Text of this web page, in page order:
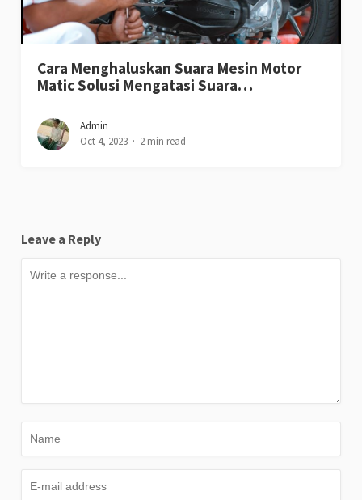
Cara Menghaluskan Suara Mesin Motor
Matic Solusi Mengatasi Suara…
Admin
Oct 4, 2023
2 min read
Leave a Reply